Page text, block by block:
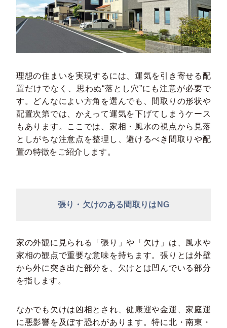
理想の住まいを実現するには、運気を引き寄せる配
置だけでなく、思わぬ“落とし穴”にも注意が必要で
す。どんなによい方角を選んでも、間取りの形状や
配置次第では、かえって運気を下げてしまうケース
もあります。ここでは、家相・風水の視点から見落
としがちな注意点を整理し、避けるべき間取りや配
置の特徴をご紹介します。
張り・欠けのある間取りはNG
家の外観に見られる「張り」や「欠け」は、風水や
家相の観点で重要な意味を持ちます。張りとは外壁
から外に突き出た部分を、欠けとは凹んでいる部分
を指します。
なかでも欠けは凶相とされ、健康運や金運、家庭運
に悪影響を及ぼす恐れがあります。特に北・南東・